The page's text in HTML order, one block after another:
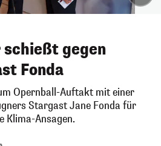
gegen
Fonda
Opernball-Auftakt mit einer
Stargast Jane Fonda für
Klima-Ansagen.